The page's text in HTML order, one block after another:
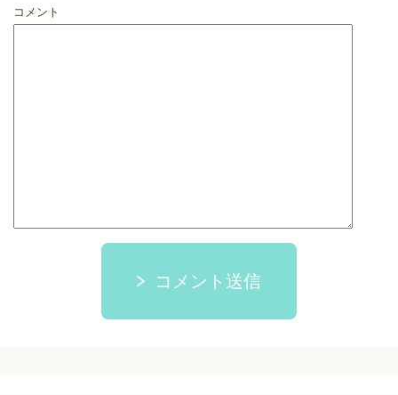
コメント
コメント送信